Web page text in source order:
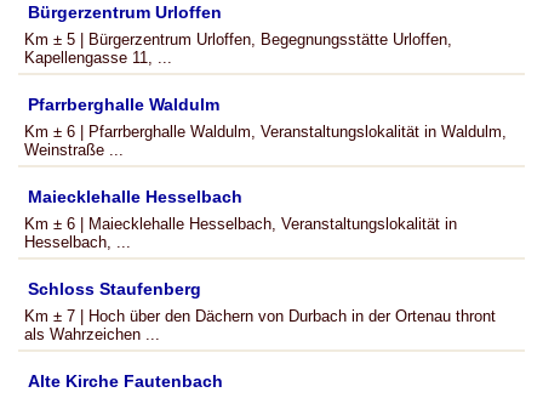
Bürgerzentrum Urloffen
Km ± 5 | Bürgerzentrum Urloffen, Begegnungsstätte Urloffen,
Kapellengasse 11, ...
Pfarrberghalle Waldulm
Km ± 6 | Pfarrberghalle Waldulm, Veranstaltungslokalität in Waldulm,
Weinstraße ...
Maiecklehalle Hesselbach
Km ± 6 | Maiecklehalle Hesselbach, Veranstaltungslokalität in
Hesselbach, ...
Schloss Staufenberg
Km ± 7 | Hoch über den Dächern von Durbach in der Ortenau thront
als Wahrzeichen ...
Alte Kirche Fautenbach